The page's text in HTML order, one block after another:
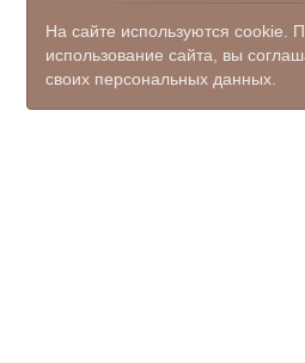
На сайте используются cookie.
использование сайта, вы
своих персональных данных.